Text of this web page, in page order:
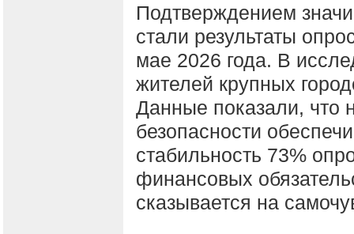
Подтверждением
стали результаты
мае 2026 года. В
жителей крупных
Данные показали, что
безопасности
стабильность 73%
финансовых
сказывается на